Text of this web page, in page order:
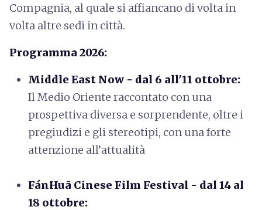
Compagnia, al quale si affiancano di volta in
volta altre sedi in città.
Programma 2026:
Middle East Now - dal 6 all'11 ottobre:
Il Medio Oriente raccontato con una
prospettiva diversa e sorprendente, oltre i
pregiudizi e gli stereotipi, con una forte
attenzione all’attualità
FánHuā Cinese Film Festival - dal 14 al
18 ottobre: